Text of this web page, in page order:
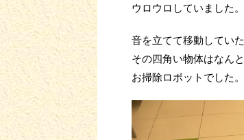
ウロウロしていました。
音を立てて移動していた
その四角い物体はなんと
お掃除ロボットでした。